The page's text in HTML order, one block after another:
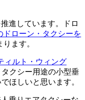
推進しています。ドロ
ドローン・タクシーを
ます。
ィルト・ウィング
クシー用途の小型垂
ほしいと思います。